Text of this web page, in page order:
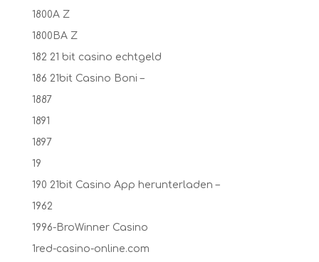
1800A Z
1800BA Z
182 21 bit casino echtgeld
186 21bit Casino Boni –
1887
1891
1897
19
190 21bit Casino App herunterladen –
1962
1996-BroWinner Casino
1red-casino-online.com